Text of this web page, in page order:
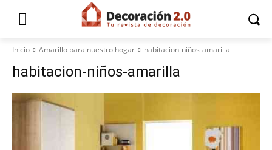
Inicio Amarillo para nuestro hogar habitacion-niños-amarilla
habitacion-niños-amarilla